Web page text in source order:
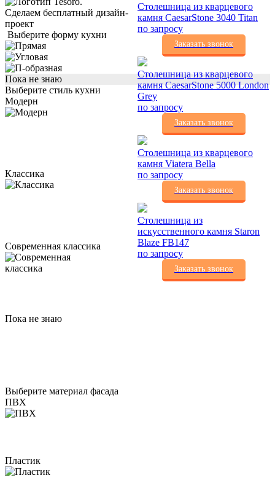
Столешница из кварцевого
камня CaesarStone 3040 Titan
по запросу
Заказать звонок
Столешница из кварцевого
камня CaesarStone 5000 London
Grey
по запросу
Заказать звонок
Столешница из кварцевого
камня Viatera Bella
по запросу
Заказать звонок
Столешница из
искусственного камня Staron
Blaze FB147
по запросу
Заказать звонок
Сделаем бесплатный дизайн-
проект
Выберите форму кухни
Пока не знаю
Выберите стиль кухни
Модерн
Классика
Современная классика
Пока не знаю
Выберите материал фасада
ПВХ
Пластик